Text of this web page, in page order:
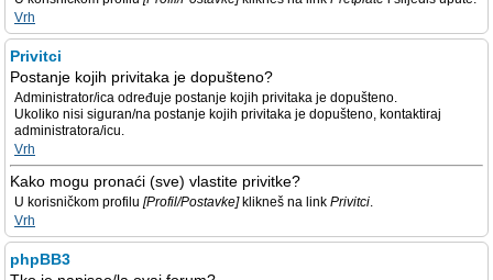
Vrh
Privitci
Postanje kojih privitaka je dopušteno?
Administrator/ica određuje postanje kojih privitaka je dopušteno.
Ukoliko nisi siguran/na postanje kojih privitaka je dopušteno, kontaktiraj
administratora/icu.
Vrh
Kako mogu pronaći (sve) vlastite privitke?
U korisničkom profilu [Profil/Postavke]klikneš na link Privitci.
Vrh
phpBB3